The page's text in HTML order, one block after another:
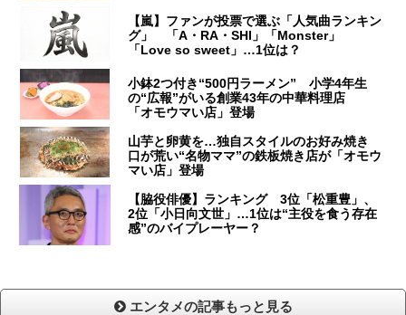
【嵐】ファンが投票で選ぶ「人気曲ランキン
グ」 「A・RA・SHI」「Monster」
「Love so sweet」…1位は？
小鉢2つ付き“500円ラーメン” 小学4年生
の“広報”がいる創業43年の中華料理店
「オモウマい店」登場
山芋と卵黄を…独自スタイルのお好み焼き
口が荒い“名物ママ”の鉄板焼き店が「オモウ
マい店」登場
【脇役俳優】ランキング 3位「松重豊」、
2位「小日向文世」…1位は“主役を食う存在
感”のバイプレーヤー？
エンタメの記事もっと見る